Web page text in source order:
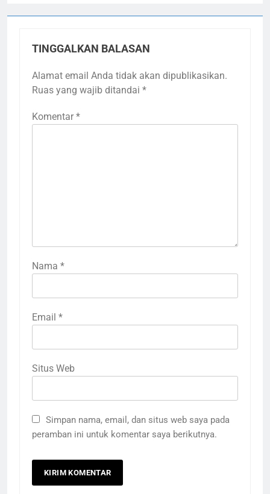
TINGGALKAN BALASAN
Alamat email Anda tidak akan dipublikasikan.
Ruas yang wajib ditandai *
Komentar *
Nama *
Email *
Situs Web
Simpan nama, email, dan situs web saya pada
peramban ini untuk komentar saya berikutnya.